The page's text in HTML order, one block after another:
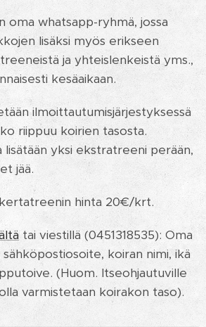
oma whatsapp-ryhmä, jossa
lisäksi myös erikseen
ja yhteislenkeistä yms.,
kesäaikaan.
ilmoittautumisjärjestyksessä
riippuu koirien tasosta.
lisätään yksi ekstratreeni perään,
jää.
hinta 20€/krt.
tai viestillä (0451318535): Oma
koiran nimi, ikä
(Huom. Itseohjautuville
varmistetaan koirakon taso).